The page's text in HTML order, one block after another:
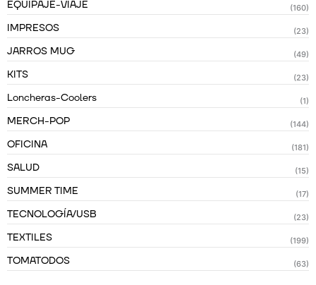
EQUIPAJE-VIAJE (160)
IMPRESOS (23)
JARROS MUG (49)
KITS (23)
Loncheras-Coolers (1)
MERCH-POP (144)
OFICINA (181)
SALUD (15)
SUMMER TIME (17)
TECNOLOGÍA/USB (23)
TEXTILES (199)
TOMATODOS (63)